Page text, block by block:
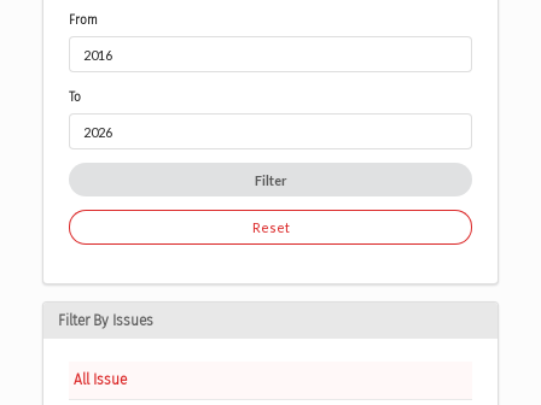
From
To
Filter
Reset
Filter By Issues
All Issue